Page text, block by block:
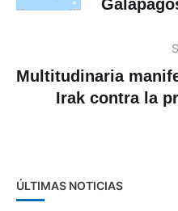
Multitudinaria
Irak contra la
ÚLTIMAS NOTICIAS